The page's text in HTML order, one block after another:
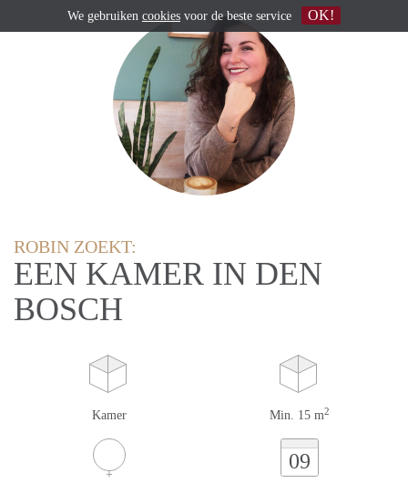
ROBIN ZOEKT:
EEN KAMER IN DEN
BOSCH
Kamer Min. 15 m2
09
We gebruiken cookies voor de beste service OK!